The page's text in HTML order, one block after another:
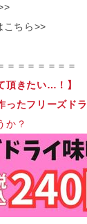
こちら>>
＝＝＝＝＝＝＝
頂きたい…！】
ったフリーズド
か？